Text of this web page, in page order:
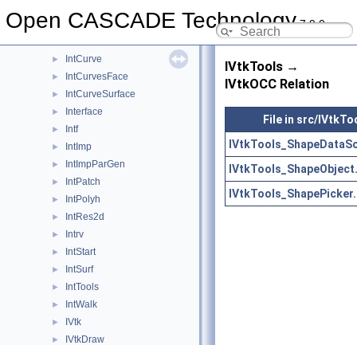
Open CASCADE Technology7.9.0
IntAna
► IntCurve
► IntCurvesFace
► IntCurveSurface
► Interface
► Intf
► IntImp
► IntImpParGen
► IntPatch
► IntPolyh
► IntRes2d
► Intrv
► IntStart
► IntSurf
► IntTools
► IntWalk
► IVtk
► IVtkDraw
IVtkTools →
IVtkOCC Relation
File in src/